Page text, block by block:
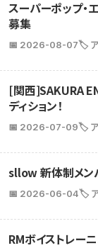
スーパーポップ・
募集
📅 2026-08-07🏷️ ア
[関西]SAKURA
ディション！
📅 2026-07-09🏷️ ア
sllow 新体制メン
📅 2026-06-04🏷️
RMボイストレー